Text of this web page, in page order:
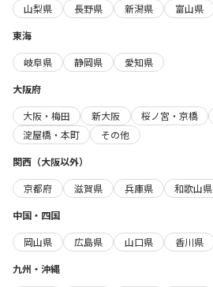
山梨県
長野県 新潟県 富山県
東海
岐阜県
静岡県
愛知県
大阪府
大阪・梅田
新大阪 桜ノ宮・京橋
淀屋橋・本町
その他
関西（大阪以外）
京都府
滋賀県 兵庫県
和歌山県
中国・四国
岡山県
広島県 山口県 香川県
九州・沖縄